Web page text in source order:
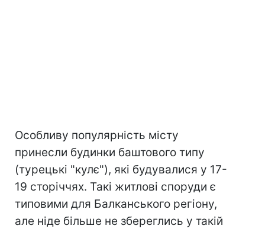
Особливу популярність місту
принесли будинки баштового типу
(турецькі "кулє"), які будувалися у 17-
19 сторіччях. Такі житлові споруди є
типовими для Балканського регіону,
але ніде більше не збереглись у такій